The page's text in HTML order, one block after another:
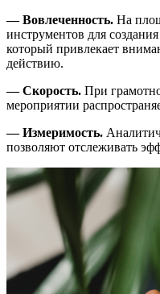
— Вовлеченность. На
инструментов для
который привлекает
действию.
— Скорость. При
мероприятии
— Измеримость.
позволяют отслеживать